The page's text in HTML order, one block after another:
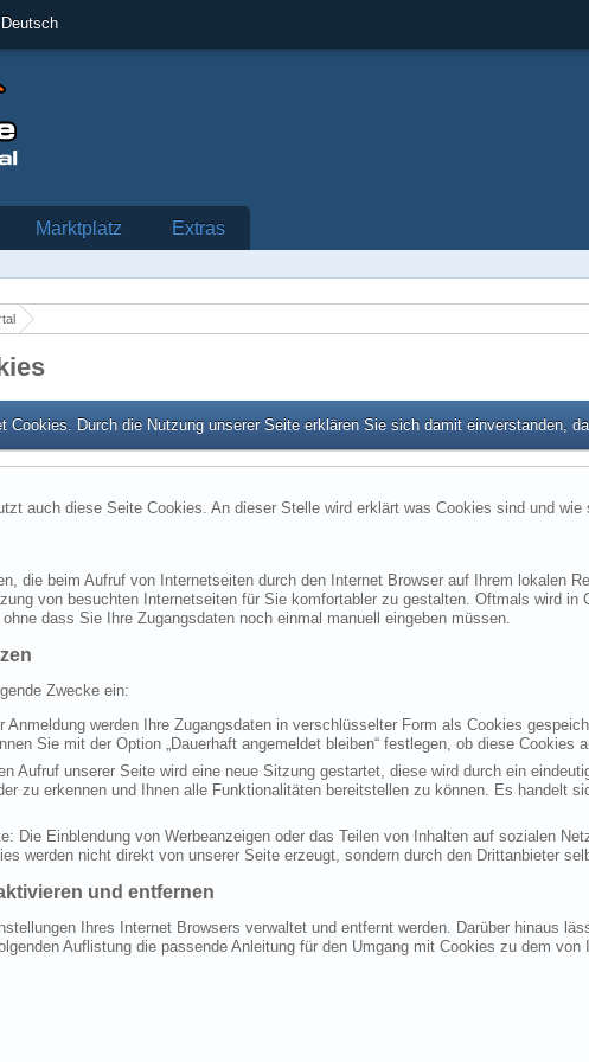
Deutsch
Marktplatz Extras
Cookies. Durch die Nutzung unserer Seite erklären Sie sich damit einverstanden,
auch diese Seite Cookies. An dieser Stelle wird erklärt was Cookies sind und wie
die beim Aufruf von Internetseiten durch den Internet Browser auf Ihrem lokalen
von besuchten Internetseiten für Sie komfortabler zu gestalten. Oftmals wird
dass Sie Ihre Zugangsdaten noch einmal manuell eingeben müssen.
Zwecke ein:
Anmeldung werden Ihre Zugangsdaten in verschlüsselter Form als Cookies
Sie mit der Option „Dauerhaft angemeldet bleiben“ festlegen, ob diese Cookies
Aufruf unserer Seite wird eine neue Sitzung gestartet, diese wird durch ein
zu erkennen und Ihnen alle Funktionalitäten bereitstellen zu können. Es handelt
Die Einblendung von Werbeanzeigen oder das Teilen von Inhalten auf sozialen
werden nicht direkt von unserer Seite erzeugt, sondern durch den Drittanbieter
und entfernen
Ihres Internet Browsers verwaltet und entfernt werden. Darüber hinaus
Auflistung die passende Anleitung für den Umgang mit Cookies zu dem von